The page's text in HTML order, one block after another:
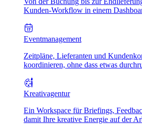
Kunden-Workflow in einem
Eventmanagement
Zeitpläne, Lieferanten und
koordinieren, ohne dass etwas
Kreativagentur
Ein Workspace für Briefings,
damit Ihre kreative Energie auf der